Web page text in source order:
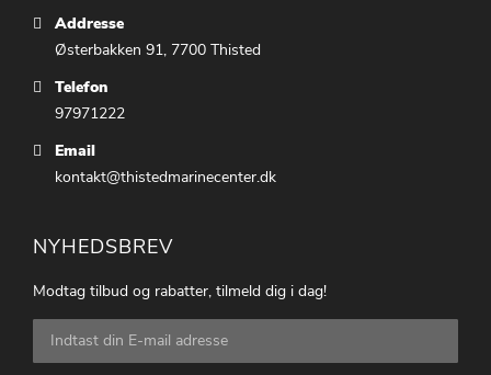
Addresse
Østerbakken 91, 7700 Thisted
Telefon
97971222
Email
kontakt@thistedmarinecenter.dk
NYHEDSBREV
Modtag tilbud og rabatter, tilmeld dig i dag!
Tilmeld
dig
vores